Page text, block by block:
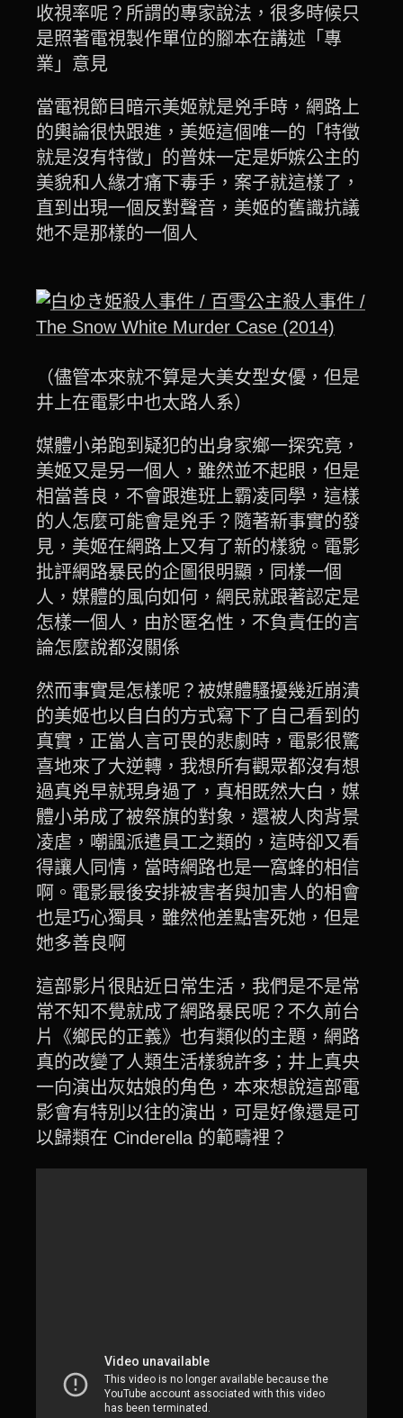
收視率呢？所謂的專家說法，很多時候只
是照著電視製作單位的腳本在講述「專
業」意見
當電視節目暗示美姬就是兇手時，網路上
的輿論很快跟進，美姬這個唯一的「特徵
就是沒有特徵」的普妹一定是妒嫉公主的
美貌和人緣才痛下毒手，案子就這樣了，
直到出現一個反對聲音，美姬的舊識抗議
她不是那樣的一個人
（儘管本來就不算是大美女型女優，但是
井上在電影中也太路人系）
媒體小弟跑到疑犯的出身家鄉一探究竟，
美姬又是另一個人，雖然並不起眼，但是
相當善良，不會跟進班上霸凌同學，這樣
的人怎麼可能會是兇手？隨著新事實的發
見，美姬在網路上又有了新的樣貌。電影
批評網路暴民的企圖很明顯，同樣一個
人，媒體的風向如何，網民就跟著認定是
怎樣一個人，由於匿名性，不負責任的言
論怎麼說都沒關係
然而事實是怎樣呢？被媒體騷擾幾近崩潰
的美姬也以自白的方式寫下了自己看到的
真實，正當人言可畏的悲劇時，電影很驚
喜地來了大逆轉，我想所有觀眾都沒有想
過真兇早就現身過了，真相既然大白，媒
體小弟成了被祭旗的對象，還被人肉背景
凌虐，嘲諷派遣員工之類的，這時卻又看
得讓人同情，當時網路也是一窩蜂的相信
啊。電影最後安排被害者與加害人的相會
也是巧心獨具，雖然他差點害死她，但是
她多善良啊
這部影片很貼近日常生活，我們是不是常
常不知不覺就成了網路暴民呢？不久前台
片《鄉民的正義》也有類似的主題，網路
真的改變了人類生活樣貌許多；井上真央
一向演出灰姑娘的角色，本來想說這部電
影會有特別以往的演出，可是好像還是可
以歸類在 Cinderella 的範疇裡？